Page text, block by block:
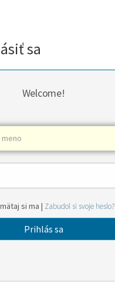
sa
Welcome!
si ma | Zabudol si svoje heslo?